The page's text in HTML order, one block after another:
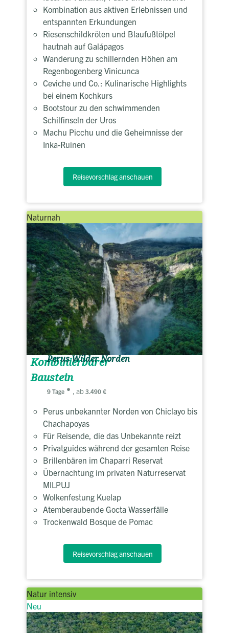
Kombination aus aktiven Erlebnissen und
entspannten Erkundungen
Riesenschildkröten und Blaufußtölpel
hautnah auf Galápagos
Wanderung zu schillernden Höhen am
Regenbogenberg Vinicunca
Ceviche und Co.: Kulinarische Highlights
bei einem Kochkurs
Bootstour zu den schwimmenden
Schilfinseln der Uros
Machu Picchu und die Geheimnisse der
Inka-Ruinen
Reisevorschlag anschauen
Naturnah
Kombinierbarer
Baustein
Perus Wilder Norden
9 Tage , ab 3.490 €
Perus unbekannter Norden von Chiclayo bis
Chachapoyas
Für Reisende, die das Unbekannte reizt
Privatguides während der gesamten Reise
Brillenbären im Chaparri Reservat
Übernachtung im privaten Naturreservat
MILPUJ
Wolkenfestung Kuelap
Atemberaubende Gocta Wasserfälle
Trockenwald Bosque de Pomac
Reisevorschlag anschauen
Natur intensiv
Neu